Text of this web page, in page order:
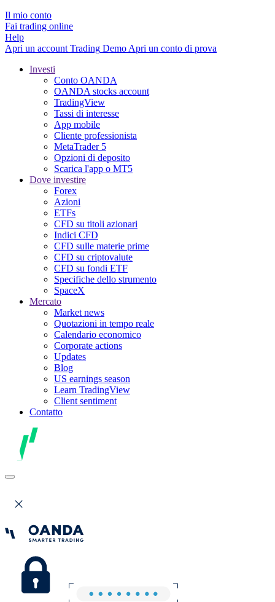
Il mio conto
Fai trading online
Help
Apri un account Trading Demo Apri un conto di prova
Investi
Conto OANDA
OANDA stocks account
TradingView
Tassi di interesse
App mobile
Cliente professionista
MetaTrader 5
Opzioni di deposito
Scarica l'app o MT5
Dove investire
Forex
Azioni
ETFs
CFD su titoli azionari
Indici CFD
CFD sulle materie prime
CFD su criptovalute
CFD su fondi ETF
Specifiche dello strumento
SpaceX
Mercato
Market news
Quotazioni in tempo reale
Calendario economico
Corporate actions
Updates
Blog
US earnings season
Learn TradingView
Client sentiment
Contatto